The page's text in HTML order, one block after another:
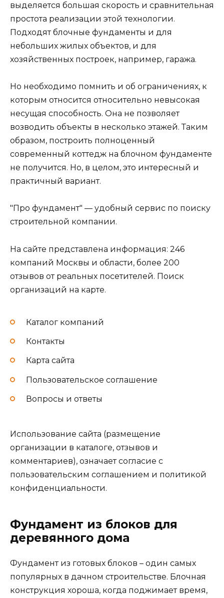
выделяется большая скорость и сравнительная
простота реализации этой технологии.
Подходят блочные фундаменты и для
небольших жилых объектов, и для
хозяйственных построек, например, гаража.
Но необходимо помнить и об ограничениях, к
которым относится относительно невысокая
несущая способность. Она не позволяет
возводить объекты в несколько этажей. Таким
образом, построить полноценный
современный коттедж на блочном фундаменте
не получится. Но, в целом, это интересный и
практичный вариант.
"Про фундамент" — удобный сервис по поиску
строительной компании.
На сайте представлена информация: 246
компаний Москвы и области, более 200
отзывов от реальных посетителей. Поиск
организаций на карте.
Каталог компаний
Контакты
Карта сайта
Пользовательское соглашение
Вопросы и ответы
Использование сайта (размещение
организации в каталоге, отзывов и
комментариев), означает согласие с
пользовательским соглашением и политикой
конфиденциальности.
Фундамент из блоков для
деревянного дома
Фундамент из готовых блоков – один самых
популярных в дачном строительстве. Блочная
конструкция хороша, когда поджимает время,